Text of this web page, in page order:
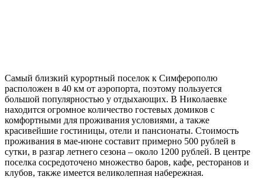
Самый близкий курортный поселок к Симферополю
расположен в 40 км от аэропорта, поэтому пользуется
большой популярностью у отдыхающих. В Николаевке
находится огромное количество гостевых домиков с
комфортными для проживания условиями, а также
красивейшие гостиницы, отели и пансионаты. Стоимость
проживания в мае-июне составит примерно 500 рублей в
сутки, в разгар летнего сезона – около 1200 рублей. В центре
поселка сосредоточено множество баров, кафе, ресторанов и
клубов, также имеется великолепная набережная.